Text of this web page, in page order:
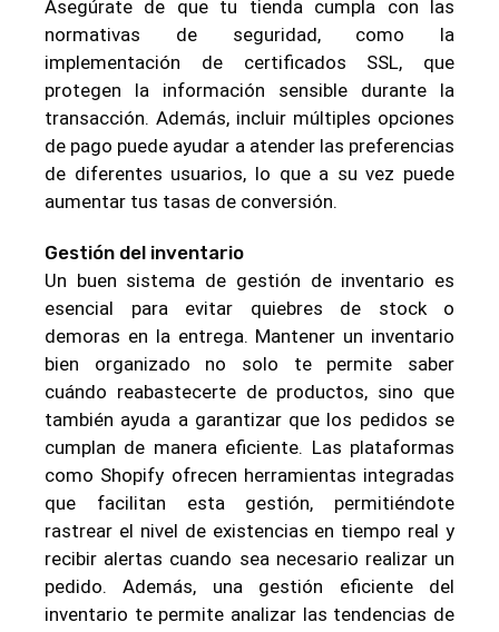
Asegúrate de que tu tienda cumpla con las
normativas de seguridad, como la
implementación de certificados SSL, que
protegen la información sensible durante la
transacción. Además, incluir múltiples opciones
de pago puede ayudar a atender las preferencias
de diferentes usuarios, lo que a su vez puede
aumentar tus tasas de conversión.
Gestión del inventario
Un buen sistema de gestión de inventario es
esencial para evitar quiebres de stock o
demoras en la entrega. Mantener un inventario
bien organizado no solo te permite saber
cuándo reabastecerte de productos, sino que
también ayuda a garantizar que los pedidos se
cumplan de manera eficiente. Las plataformas
como Shopify ofrecen herramientas integradas
que facilitan esta gestión, permitiéndote
rastrear el nivel de existencias en tiempo real y
recibir alertas cuando sea necesario realizar un
pedido. Además, una gestión eficiente del
inventario te permite analizar las tendencias de